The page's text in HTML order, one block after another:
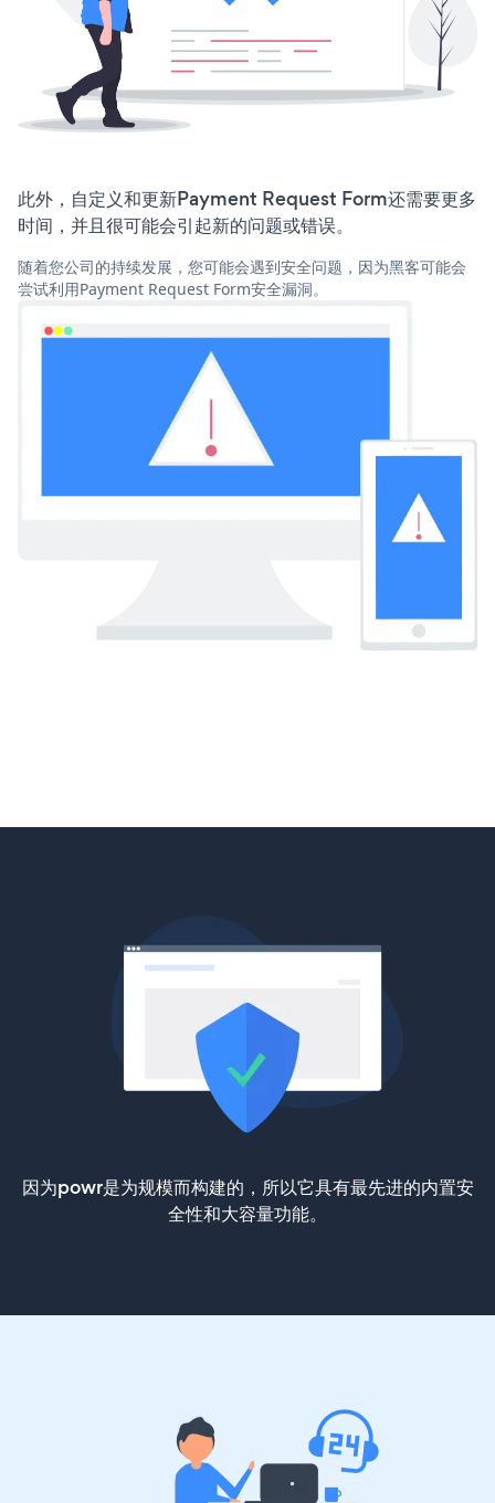
此外，自定义和更新Payment Request Form还需要更多
时间，并且很可能会引起新的问题或错误。
随着您公司的持续发展，您可能会遇到安全问题，因为黑客可能会
尝试利用Payment Request Form安全漏洞。
因为powr是为规模而构建的，所以它具有最先进的内置安
全性和大容量功能。